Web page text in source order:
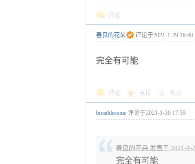
评论
善良的花朵 评论于2021-1-29 16:40
完全有可能
评论 支持 反对
breathlessme 评论于2021-1-30 17:59
善良的花朵 发表于 2021-1-
完全有可能